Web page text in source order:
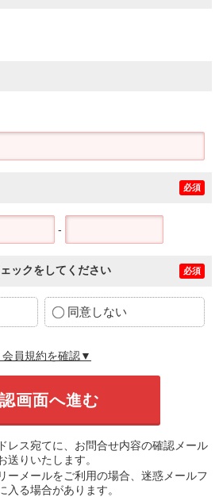
必須
-
ックをしてください 必須
同意しない
員規約を確認▼
レス宛てに、お問合せ内容の確認メール
送りいたします。
ーメールをご利用の場合、迷惑メールフ
入る場合があります。